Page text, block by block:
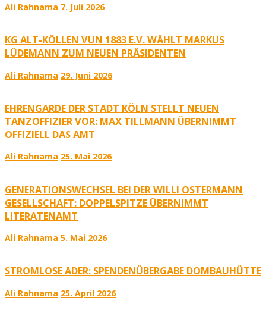
Ali Rahnama 7. Juli 2026
KG ALT-KÖLLEN VUN 1883 E.V. WÄHLT MARKUS
LÜDEMANN ZUM NEUEN PRÄSIDENTEN
Ali Rahnama 29. Juni 2026
EHRENGARDE DER STADT KÖLN STELLT NEUEN
TANZOFFIZIER VOR: MAX TILLMANN ÜBERNIMMT
OFFIZIELL DAS AMT
Ali Rahnama 25. Mai 2026
GENERATIONSWECHSEL BEI DER WILLI OSTERMANN
GESELLSCHAFT: DOPPELSPITZE ÜBERNIMMT
LITERATENAMT
Ali Rahnama 5. Mai 2026
STROMLOSE ADER: SPENDENÜBERGABE DOMBAUHÜTTE
Ali Rahnama 25. April 2026